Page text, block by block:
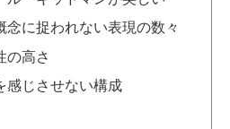
念に捉われない表現の数々
の高さ
感じさせない構成